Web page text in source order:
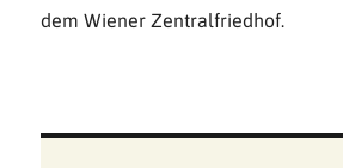
dem Wiener Zentralfriedhof.